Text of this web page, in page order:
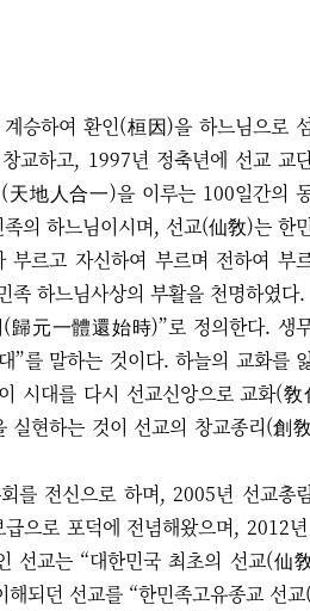
승하여 환인(桓因)을 하느님으로
교하고, 1997년 정축년에 선교 교
(天地人合一)을 이루는 100일간의
의 하느님이시며, 선교(仙敎)는 한
부르고 자신하여 부르며 전하여 부
족 하느님사상의 부활을 천명하였다.
(歸元一體還始時)”로 정의한다. 생
”를 말하는 것이다.하늘의 교화를
시대를 다시 선교신앙으로 교화(敎
실현하는 것이 선교의 창교종리(創
를 전신으로 하며, 2005년 선교총
으로 포덕에 전념해왔으며, 2012
선교는 “대한민국 최초의 선교(仙
해되던 선교를 “한민족고유종교 선교